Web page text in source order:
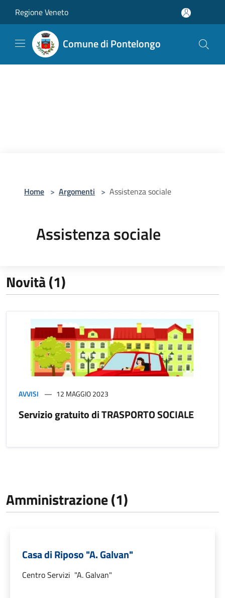
Regione Veneto
Comune di Pontelongo
Home > Argomenti > Assistenza sociale
Assistenza sociale
Novità (1)
AVVISI 12 MAGGIO 2023
Servizio gratuito di TRASPORTO SOCIALE
Amministrazione (1)
Casa di Riposo "A. Galvan"
Centro Servizi "A. Galvan"